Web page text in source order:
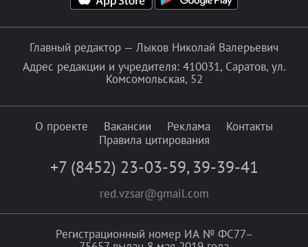
Главный редактор — Лыков Николай Валерьевич
Адрес редакции и учредителя: 410031, Саратов, ул.
Комсомольская, 52
О проекте Вакансии Реклама
Контакты
Правила цитирования
+7 (8452) 23-03-59, 39-39-41
red.vzsar@gmail.com
Регистрационный номер ИА № ФС77–